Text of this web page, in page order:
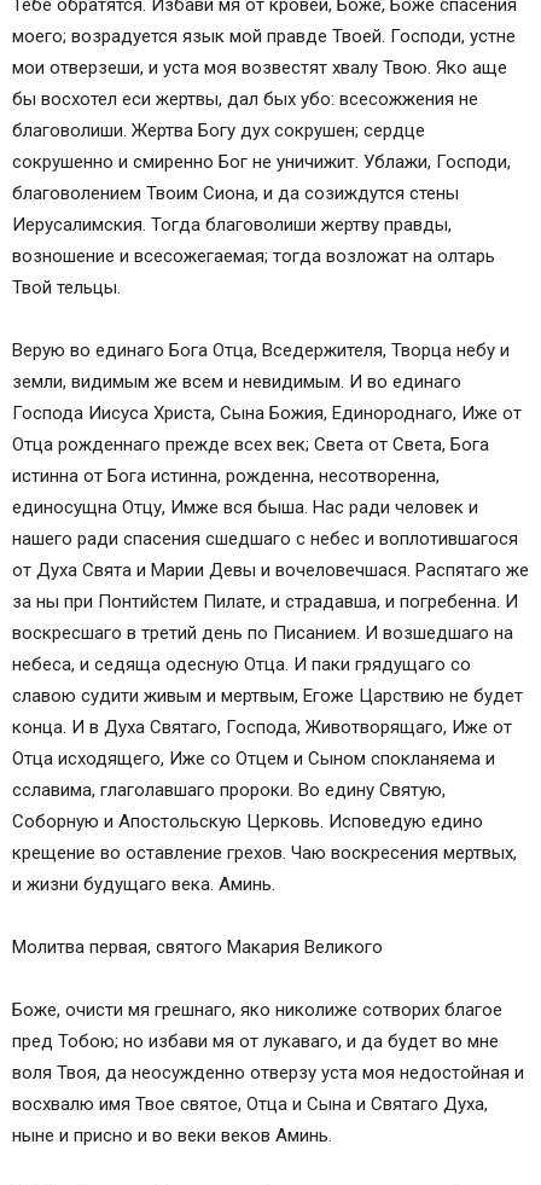
Тебе обратятся. Избави мя от кровей, Боже, Боже спасения
моего; возрадуется язык мой правде Твоей. Господи, устне
мои отверзеши, и уста моя возвестят хвалу Твою. Яко аще
бы восхотел еси жертвы, дал бых убо: всесожжения не
благоволиши. Жертва Богу дух сокрушен; сердце
сокрушенно и смиренно Бог не уничижит. Ублажи, Господи,
благоволением Твоим Сиона, и да созиждутся стены
Иерусалимския. Тогда благоволиши жертву правды,
возношение и всесожегаемая; тогда возложат на oлтарь
Твой тельцы.
Верую во единаго Бога Отца, Вседержителя, Творца небу и
земли, видимым же всем и невидимым. И во единаго
Господа Иисуса Христа, Сына Божия, Единороднаго, Иже от
Отца рожденнаго прежде всех век; Света от Света, Бога
истинна от Бога истинна, рожденна, несотворенна,
единосущна Отцу, Имже вся быша. Нас ради человек и
нашего ради спасения сшедшаго с небес и воплотившагося
от Духа Свята и Марии Девы и вочеловечшася. Распятаго же
за ны при Понтийстем Пилате, и страдавша, и погребенна. И
воскресшаго в третий день по Писанием. И возшедшаго на
небеса, и седяща одесную Отца. И паки грядущаго со
славою судити живым и мертвым, Егоже Царствию не будет
конца. И в Духа Святаго, Господа, Животворящаго, Иже от
Отца исходящего, Иже со Отцем и Сыном спокланяема и
сславима, глаголавшаго пророки. Во едину Святую,
Соборную и Апостольскую Церковь. Исповедую едино
крещение во оставление грехов. Чаю воскресения мертвых,
и жизни будущаго века. Аминь.
Молитва первая, святого Макария Великого
Боже, очисти мя грешнаго, яко николиже сотворих благое
пред Тобою; но избави мя от лукаваго, и да будет во мне
воля Твоя, да неосужденно отверзу уста моя недостойная и
восхвалю имя Твое святое, Отца и Сына и Святаго Духа,
ныне и присно и во веки веков Аминь.